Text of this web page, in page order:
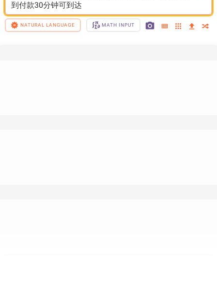
到付款30分钟可到达
NATURAL LANGUAGE MATH INPUT